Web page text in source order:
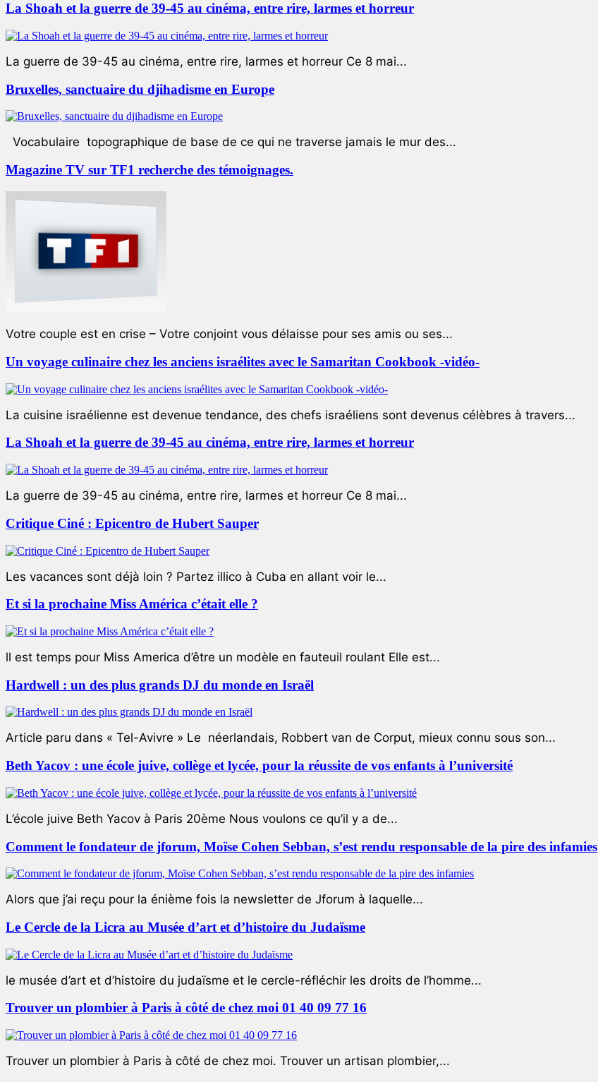
La Shoah et la guerre de 39-45 au cinéma, entre rire, larmes et horreur
La guerre de 39-45 au cinéma, entre rire, larmes et horreur Ce 8 mai...
Bruxelles, sanctuaire du djihadisme en Europe
Vocabulaire topographique de base de ce qui ne traverse jamais le mur des...
Magazine TV sur TF1 recherche des témoignages.
Votre couple est en crise – Votre conjoint vous délaisse pour ses amis ou ses...
Un voyage culinaire chez les anciens israélites avec le Samaritan Cookbook -vidéo-
La cuisine israélienne est devenue tendance, des chefs israéliens sont devenus célèbres à travers...
La Shoah et la guerre de 39-45 au cinéma, entre rire, larmes et horreur
La guerre de 39-45 au cinéma, entre rire, larmes et horreur Ce 8 mai...
Critique Ciné : Epicentro de Hubert Sauper
Les vacances sont déjà loin ? Partez illico à Cuba en allant voir le...
Et si la prochaine Miss América c’était elle ?
ll est temps pour Miss America d’être un modèle en fauteuil roulant Elle est...
Hardwell : un des plus grands DJ du monde en Israël
Article paru dans « Tel-Avivre » Le néerlandais, Robbert van de Corput, mieux connu sous son...
Beth Yacov : une école juive, collège et lycée, pour la réussite de vos enfants à l’université
L’école juive Beth Yacov à Paris 20ème Nous voulons ce qu’il y a de...
Comment le fondateur de jforum, Moïse Cohen Sebban, s’est rendu responsable de la pire des infamies
Alors que j’ai reçu pour la énième fois la newsletter de Jforum à laquelle...
Le Cercle de la Licra au Musée d’art et d’histoire du Judaïsme
le musée d’art et d’histoire du judaïsme et le cercle-réfléchir les droits de l’homme...
Trouver un plombier à Paris à côté de chez moi 01 40 09 77 16
Trouver un plombier à Paris à côté de chez moi. Trouver un artisan plombier,...